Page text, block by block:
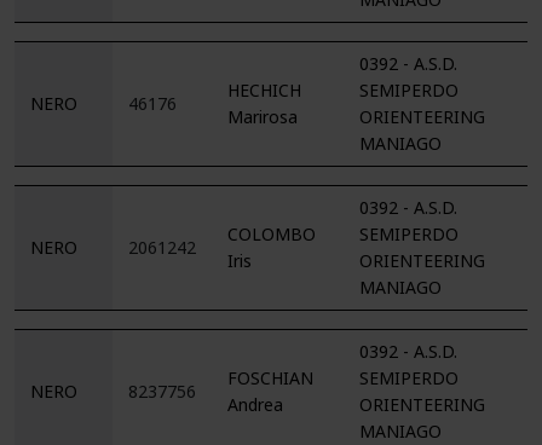
NERO 46176
HECHICH
Marirosa
0392 - A.S.D.
SEMIPERDO
ORIENTEERING
MANIAGO
NERO 2061242
COLOMBO
Iris
0392 - A.S.D.
SEMIPERDO
ORIENTEERING
MANIAGO
NERO 8237756
FOSCHIAN
Andrea
0392 - A.S.D.
SEMIPERDO
ORIENTEERING
MANIAGO